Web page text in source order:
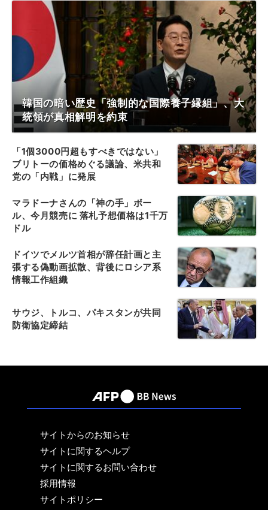
韓国の暗い歴史「強制的な国際養子縁組」、大
統領が真相解明を約束
「1個3000円超もすべきではない」
ブリトーの価格めぐる議論、米共和
党の「内戦」に発展
マラドーナさんの「神の手」ボー
ル、今月競売に 落札予想価格は1千万
ドル
ドイツでメルツ首相が辞任計画と主
張する偽動画拡散、背後にロシア系
情報工作組織
サウジ、トルコ、パキスタンが共同
防衛協定締結
サイトからのお知らせ
サイトに関するヘルプ
サイトに関するお問い合わせ
採用情報
サイトポリシー